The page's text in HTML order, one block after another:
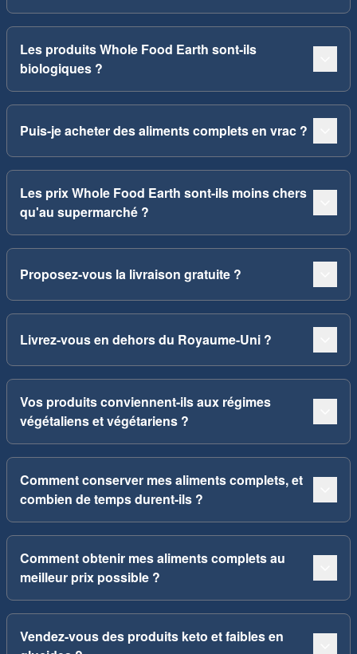
Les produits Whole Food Earth sont-ils
biologiques ?
Puis-je acheter des aliments complets en vrac ?
Les prix Whole Food Earth sont-ils moins chers
qu'au supermarché ?
Proposez-vous la livraison gratuite ?
Livrez-vous en dehors du Royaume-Uni ?
Vos produits conviennent-ils aux régimes
végétaliens et végétariens ?
Comment conserver mes aliments complets, et
combien de temps durent-ils ?
Comment obtenir mes aliments complets au
meilleur prix possible ?
Vendez-vous des produits keto et faibles en